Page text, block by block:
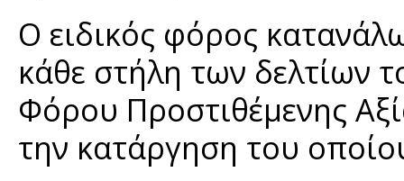
Ο ειδικός φόρος
κάθε στήλη των δελτίων
Φόρου Προστιθέμενης
την κατάργηση του